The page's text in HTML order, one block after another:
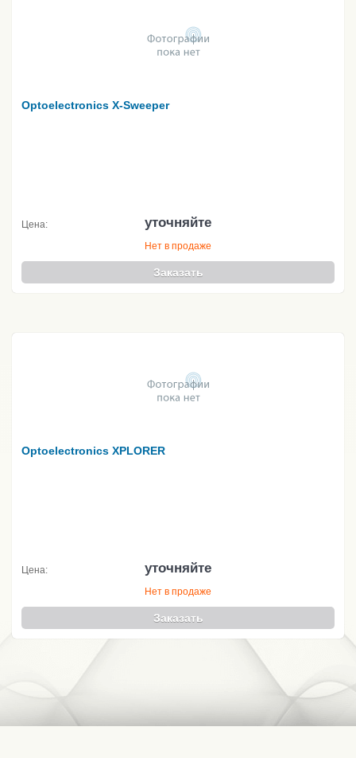
Optoelectronics X-Sweeper
Цена: уточняйте
Нет в продаже
Заказать
Optoelectronics XPLORER
Цена: уточняйте
Нет в продаже
Заказать